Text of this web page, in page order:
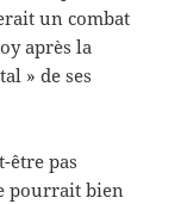
un combat
après la
» de ses
être pas
pourrait bien